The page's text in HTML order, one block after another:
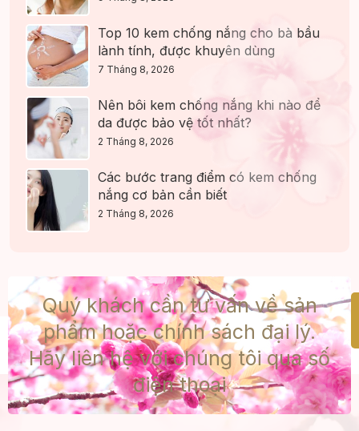
Top 10 kem chống nắng cho bà bầu
lành tính, được khuyên dùng
7 Tháng 8, 2026
Nên bôi kem chống nắng khi nào để
da được bảo vệ tốt nhất?
2 Tháng 8, 2026
Các bước trang điểm có kem chống
nắng cơ bản cần biết
2 Tháng 8, 2026
Quý khách cần tư vấn về sản
phẩm hoặc chính sách đại lý.
Hãy liên hệ với chúng tôi qua số
điện thoại